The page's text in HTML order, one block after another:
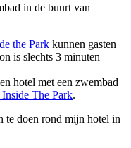
in de buurt van
the Park kunnen gasten
is slechts 3 minuten
hotel met een zwembad
The Park.
te doen rond mijn hotel in